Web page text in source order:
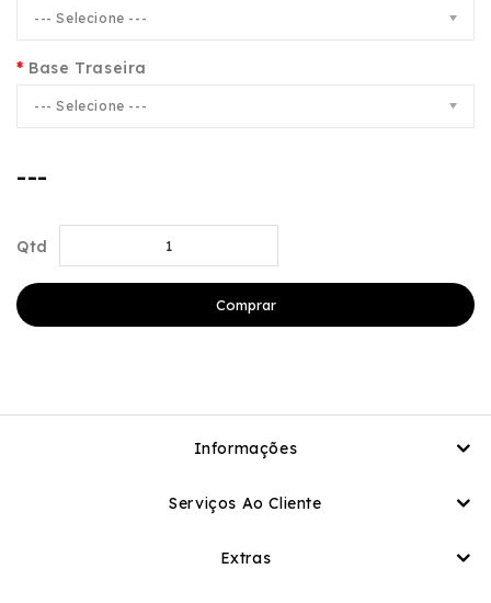
--- Selecione ---
Base Traseira
--- Selecione ---
---
Qtd
Comprar
Informações
Serviços Ao Cliente
Extras